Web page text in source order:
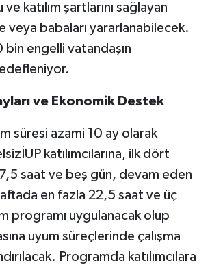
katılım şartlarını sağlayan
veya babaları yararlanabilecek.
bin engelli vatandaşın
ve Ekonomik Destek
süresi azami 10 ay olarak
katılımcılarına, ilk dört
saat ve beş gün, devam eden
en fazla 22,5 saat ve üç
programı uygulanacak olup
uyum süreçlerinde çalışma
Programda katılımcılara